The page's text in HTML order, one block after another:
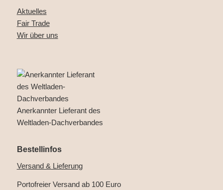
Aktuelles
Fair Trade
Wir über uns
Anerkannter Lieferant des
Weltladen-Dachverbandes
Bestellinfos
Versand & Lieferung
Portofreier Versand ab 100 Euro